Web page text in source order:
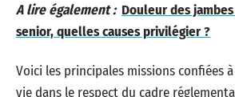
A lire également : Douleur des
senior, quelles causes privilégier ?
Voici les principales missions confiées
vie dans le respect du cadre